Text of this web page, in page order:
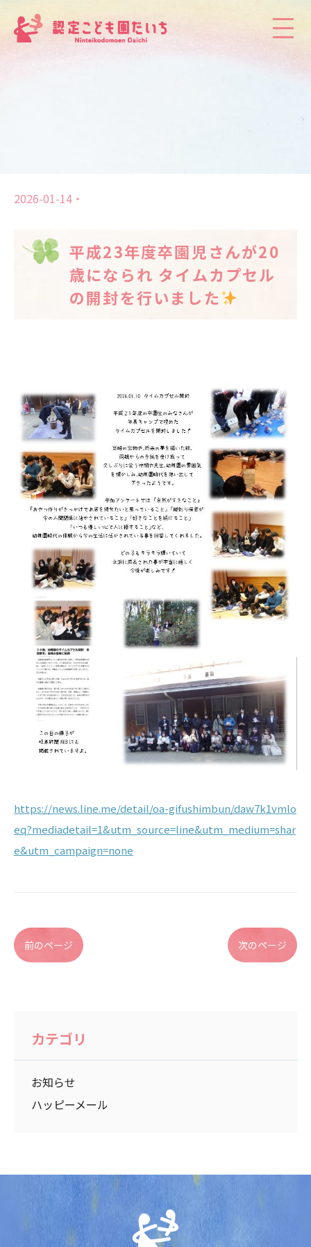
2026-01-14
平成23年度卒園児さんが20
歳になられ タイムカプセル
の開封を行いました
https://news.line.me/detail/oa-gifushimbun/daw7k1vmlo
eq?mediadetail=1&utm_source=line&utm_medium=shar
e&utm_campaign=none
前のページ 次のページ
カテゴリ
お知らせ
ハッピーメール